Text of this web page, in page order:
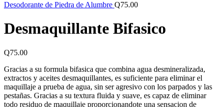
Desodorante de Piedra de Alumbre Q75.00
Desmaquillante Bifasico
Q75.00
Gracias a su formula bifasica que combina agua desmineralizada,
extractos y aceites desmaquillantes, es suficiente para eliminar el
maquillaje a prueba de agua, sin ser agresivo con los parpados y las
pestañas. Gracias a su textura fluida y suave, es capaz de eliminar
todo residuo de maquillaje proporcionandote una sensacion de